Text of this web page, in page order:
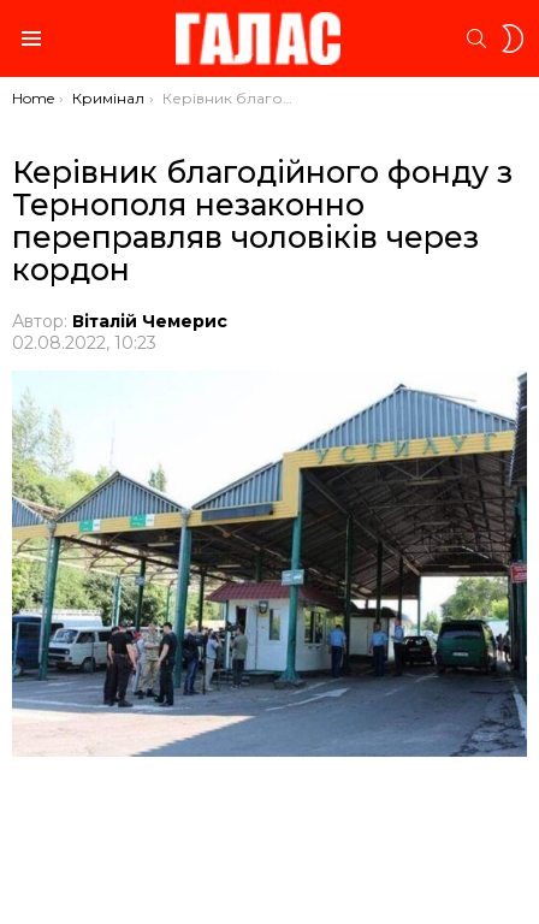
You are here:
Home Кримінал Керівник благодійного фонду з Тернополя незаконно переправляв чоловіків через кордон
Керівник благодійного фонду з
Тернополя незаконно
переправляв чоловіків через
кордон
Автор: Віталій Чемерис
02.08.2022, 10:23